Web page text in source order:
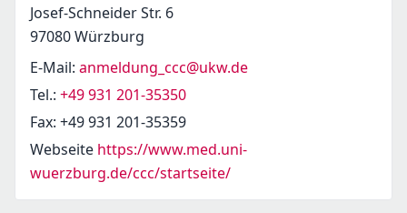
Josef-Schneider Str. 6
97080 Würzburg
E-Mail: anmeldung_ccc@ukw.de
Tel.: +49 931 201-35350
Fax: +49 931 201-35359
Webseite https://www.med.uni-
wuerzburg.de/ccc/startseite/